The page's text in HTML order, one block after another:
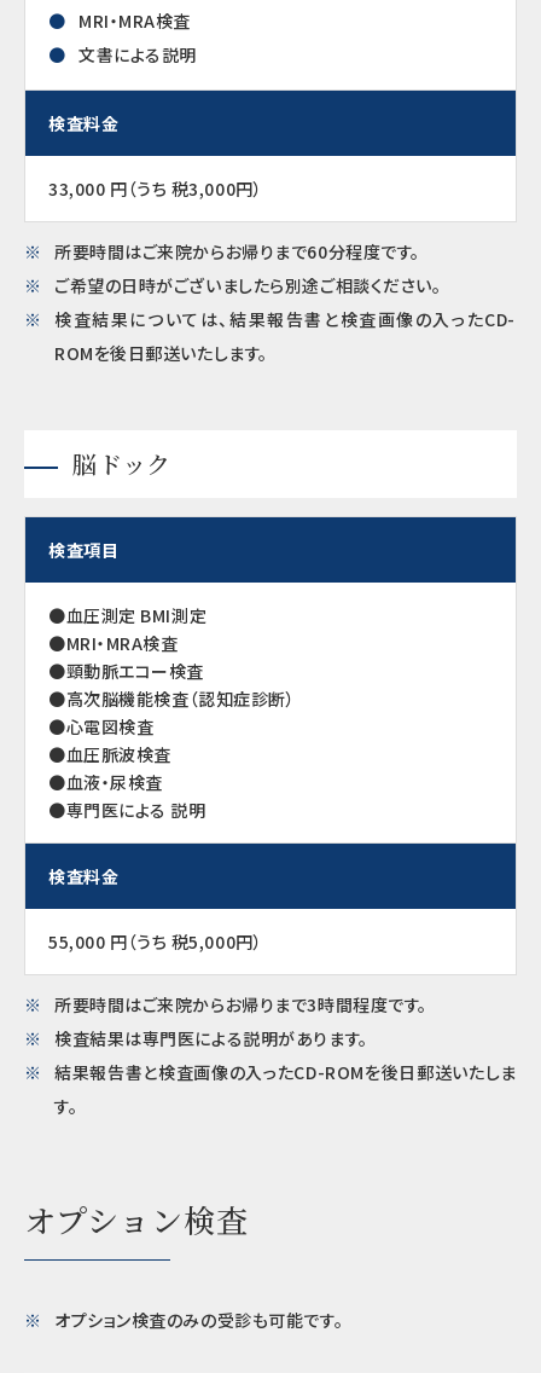
MRI・MRA検査
文書による説明
検査料金
33,000 円（うち 税3,000円）
所要時間はご来院からお帰りまで60分程度です。
ご希望の日時がございましたら別途ご相談ください。
検査結果については、結果報告書と検査画像の入ったCD-
ROMを後日郵送いたします。
脳ドック
検査項目
●血圧測定 BMI測定
●MRI・MRA検査
●頸動脈エコー検査
●高次脳機能検査（認知症診断）
●心電図検査
●血圧脈波検査
●血液・尿検査
●専門医による 説明
検査料金
55,000 円（うち 税5,000円）
所要時間はご来院からお帰りまで3時間程度です。
検査結果は専門医による説明があります。
結果報告書と検査画像の入ったCD-ROMを後日郵送いたしま
す。
オプション検査
オプション検査のみの受診も可能です。